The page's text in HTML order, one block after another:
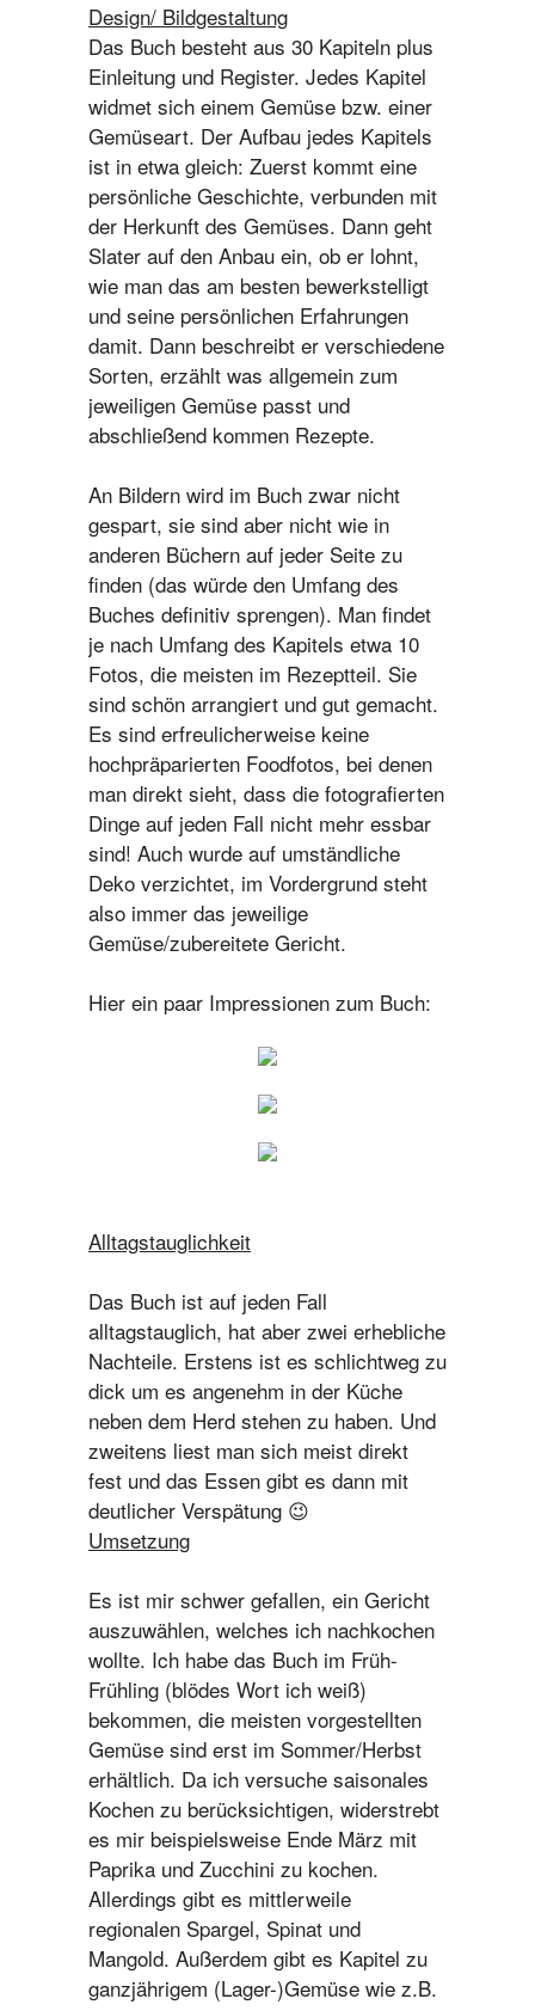
Design/ Bildgestaltung
Das Buch besteht aus 30 Kapiteln plus
Einleitung und Register. Jedes Kapitel
widmet sich einem Gemüse bzw. einer
Gemüseart. Der Aufbau jedes Kapitels
ist in etwa gleich: Zuerst kommt eine
persönliche Geschichte, verbunden mit
der Herkunft des Gemüses. Dann geht
Slater auf den Anbau ein, ob er lohnt,
wie man das am besten bewerkstelligt
und seine persönlichen Erfahrungen
damit. Dann beschreibt er verschiedene
Sorten, erzählt was allgemein zum
jeweiligen Gemüse passt und
abschließend kommen Rezepte.
An Bildern wird im Buch zwar nicht
gespart, sie sind aber nicht wie in
anderen Büchern auf jeder Seite zu
finden (das würde den Umfang des
Buches definitiv sprengen). Man findet
je nach Umfang des Kapitels etwa 10
Fotos, die meisten im Rezeptteil. Sie
sind schön arrangiert und gut gemacht.
Es sind erfreulicherweise keine
hochpräparierten Foodfotos, bei denen
man direkt sieht, dass die fotografierten
Dinge auf jeden Fall nicht mehr essbar
sind! Auch wurde auf umständliche
Deko verzichtet, im Vordergrund steht
also immer das jeweilige
Gemüse/zubereitete Gericht.
Hier ein paar Impressionen zum Buch:
Alltagstauglichkeit
Das Buch ist auf jeden Fall
alltagstauglich, hat aber zwei erhebliche
Nachteile. Erstens ist es schlichtweg zu
dick um es angenehm in der Küche
neben dem Herd stehen zu haben. Und
zweitens liest man sich meist direkt
fest und das Essen gibt es dann mit
deutlicher Verspätung 😉
Umsetzung
Es ist mir schwer gefallen, ein Gericht
auszuwählen, welches ich nachkochen
wollte. Ich habe das Buch im Früh-
Frühling (blödes Wort ich weiß)
bekommen, die meisten vorgestellten
Gemüse sind erst im Sommer/Herbst
erhältlich. Da ich versuche saisonales
Kochen zu berücksichtigen, widerstrebt
es mir beispielsweise Ende März mit
Paprika und Zucchini zu kochen.
Allerdings gibt es mittlerweile
regionalen Spargel, Spinat und
Mangold. Außerdem gibt es Kapitel zu
ganzjährigem (Lager-)Gemüse wie z.B.